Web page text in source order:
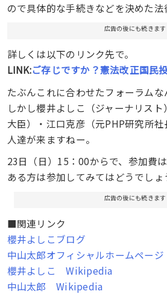
ので具体的な手続きなどを決めた法
広告の後にも続きます
詳しくは以下のリンク先で。
LINK:ご存じですか？憲法改正国民
たぶんこれに合わせたフォーラムな
しかし櫻井よしこ（ジャーナリス
大臣）・江口克彦（元PHP研究所
人達が来ますねー。
23日（日）15：00からで、参加費
ある方は参加してみてはどうでしょ
広告の後にも続きます
■関連リンク
櫻井よしこブログ
中山太郎オフィシャルホームページ
櫻井よしこ Wikipedia
中山太郎 Wikipedia